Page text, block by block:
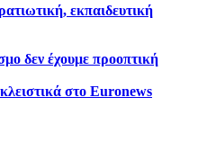
εκπαιδευτική
δεν έχουμε προοπτική
στο Euronews